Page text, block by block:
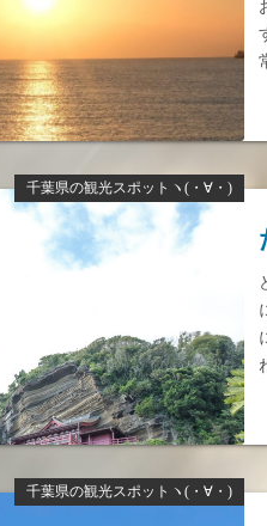
千葉県の観光スポットヽ(・∀・)
千葉県の観光スポットヽ(・∀・)